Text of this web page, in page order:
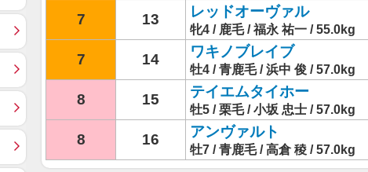
7 13 レッドオーヴァル
牝4 / 鹿毛 / 福永 祐一 / 55.0kg
7 14 ワキノブレイブ
牡4 / 青鹿毛 / 浜中 俊 / 57.0kg
8 15 テイエムタイホー
牡5 / 栗毛 / 小坂 忠士 / 57.0kg
8 16 アンヴァルト
牡7 / 青鹿毛 / 高倉 稜 / 57.0kg